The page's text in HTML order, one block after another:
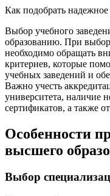
Как подобрать
Выбор учебного
образованию. При
необходимо обращать
критериев, которые
учебных заведений и
Важно учесть
университета, наличие
сертификатов, а также
Особенности
высшего
Выбор